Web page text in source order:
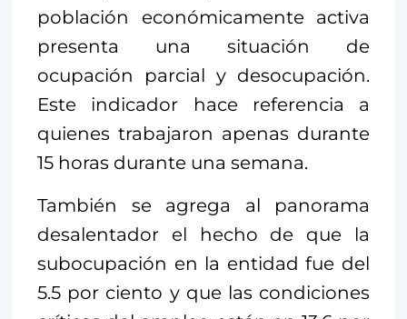
población económicamente activa
presenta una situación de
ocupación parcial y desocupación.
Este indicador hace referencia a
quienes trabajaron apenas durante
15 horas durante una semana.
También se agrega al panorama
desalentador el hecho de que la
subocupación en la entidad fue del
5.5 por ciento y que las condiciones